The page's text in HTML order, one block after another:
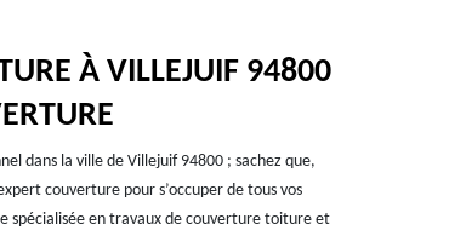
À VILLEJUIF 94800
dans la ville de Villejuif 94800 ; sachez que,
couverture pour s’occuper de tous vos
spécialisée en travaux de couverture toiture et